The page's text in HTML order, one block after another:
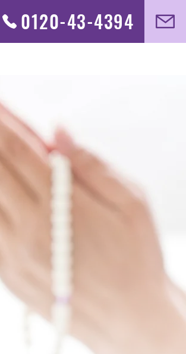
0120-43-4394
で